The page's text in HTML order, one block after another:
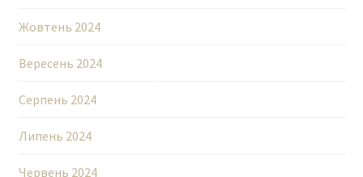
Жовтень 2024
Вересень 2024
Серпень 2024
Липень 2024
Червень 2024